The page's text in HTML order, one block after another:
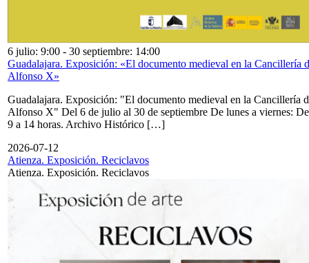
6 julio: 9:00 - 30 septiembre: 14:00
Guadalajara. Exposición: «El documento medieval en la Cancillería
Alfonso X»
Guadalajara. Exposición: "El documento medieval en la Cancillería
Alfonso X" Del 6 de julio al 30 de septiembre De lunes a viernes: De
9 a 14 horas. Archivo Histórico […]
2026-07-12
Atienza. Exposición. Reciclavos
Atienza. Exposición. Reciclavos